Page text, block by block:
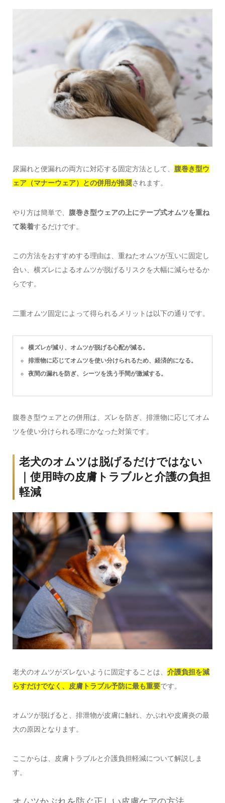
尿漏れと便漏れの両方に対応する固定方法として、 腹巻き型ウ
ェア（マナーウェア）との併用が推奨されます。
やり方は簡単で、 腹巻き型ウェアの上にテープ式オムツを重ね
て装着するだけです。
この方法をおすすめする理由は、重ねたオムツが互いに固定し
合い、横ズレによるオムツが脱げるリスクを大幅に減らせるか
らです。
二重オムツ固定によって得られるメリットは以下の通りです。
横ズレが減り、オムツが脱げる心配が減る。
排泄物に応じてオムツを使い分けられるため、経済的になる。
夜間の漏れを防ぎ、シーツを洗う手間が激減する。
腹巻き型ウェアとの併用は、ズレを防ぎ、排泄物に応じてオム
ツを使い分けられる理にかなった対策です。
老犬のオムツは脱げるだけではない
｜使用時の皮膚トラブルと介護の負担
軽減
老犬のオムツがズレないように固定することは、 介護負担を減
らすだけでなく、皮膚トラブル予防に最も重要です。
オムツが脱げると、排泄物が皮膚に触れ、かぶれや皮膚炎の最
大の原因となります。
ここからは、皮膚トラブルと介護負担軽減について解説しま
す。